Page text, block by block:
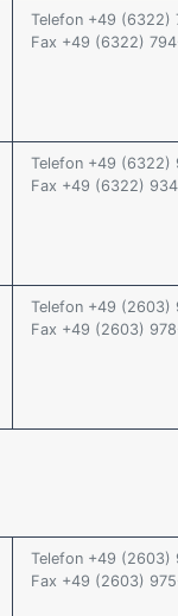
Telefon +49 (6322)
Fax +49 (6322)
Telefon +49 (6322)
Fax +49 (6322)
Telefon +49 (2603)
Fax +49 (2603)
Telefon +49 (2603)
Fax +49 (2603)